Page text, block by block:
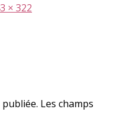
× 322
Les champs